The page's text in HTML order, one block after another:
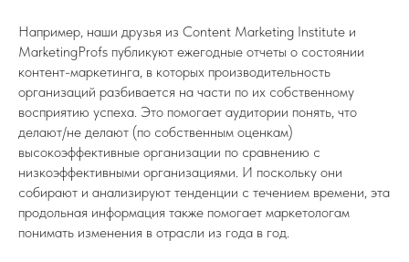
Например, наши друзья из Content Marketing Institute и
MarketingProfs публикуют ежегодные отчеты о состоянии
контент-маркетинга, в которых производительность
организаций разбивается на части по их собственному
восприятию успеха. Это помогает аудитории понять, что
делают/не делают (по собственным оценкам)
высокоэффективные организации по сравнению с
низкоэффективными организациями. И поскольку они
собирают и анализируют тенденции с течением времени, эта
продольная информация также помогает маркетологам
понимать изменения в отрасли из года в год.